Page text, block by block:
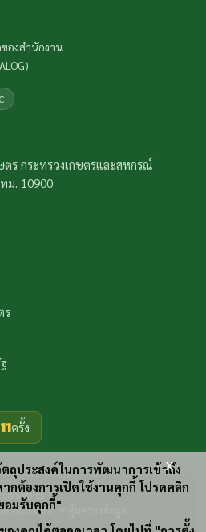
องสำนักงาน
ตร กระทรวงเกษตรและสหกรณ์
ม. 10900
ร
ครั้ง
ลอดภัย·นโยบายคุ้มครองข้อมูล
ถุประสงค์ในการพัฒนาการเข้าถึง
กต้องการเปิดใช้งานคุกกี้ โปรดคลิก
อมรับคุกกี้"
x